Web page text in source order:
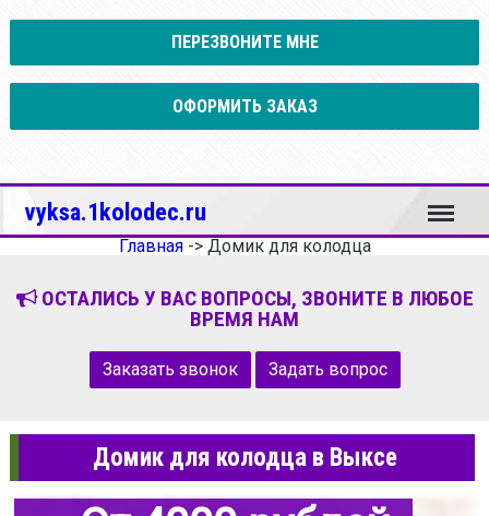
ПЕРЕЗВОНИТЕ МНЕ
ОФОРМИТЬ ЗАКАЗ
vyksa.1kolodec.ru Меню
Главная-> Домик для колодца
ОСТАЛИСЬ У ВАС ВОПРОСЫ, ЗВОНИТЕ В ЛЮБОЕ
ВРЕМЯ НАМ
Заказать звонок Задать вопрос
Домик для колодца в Выксе